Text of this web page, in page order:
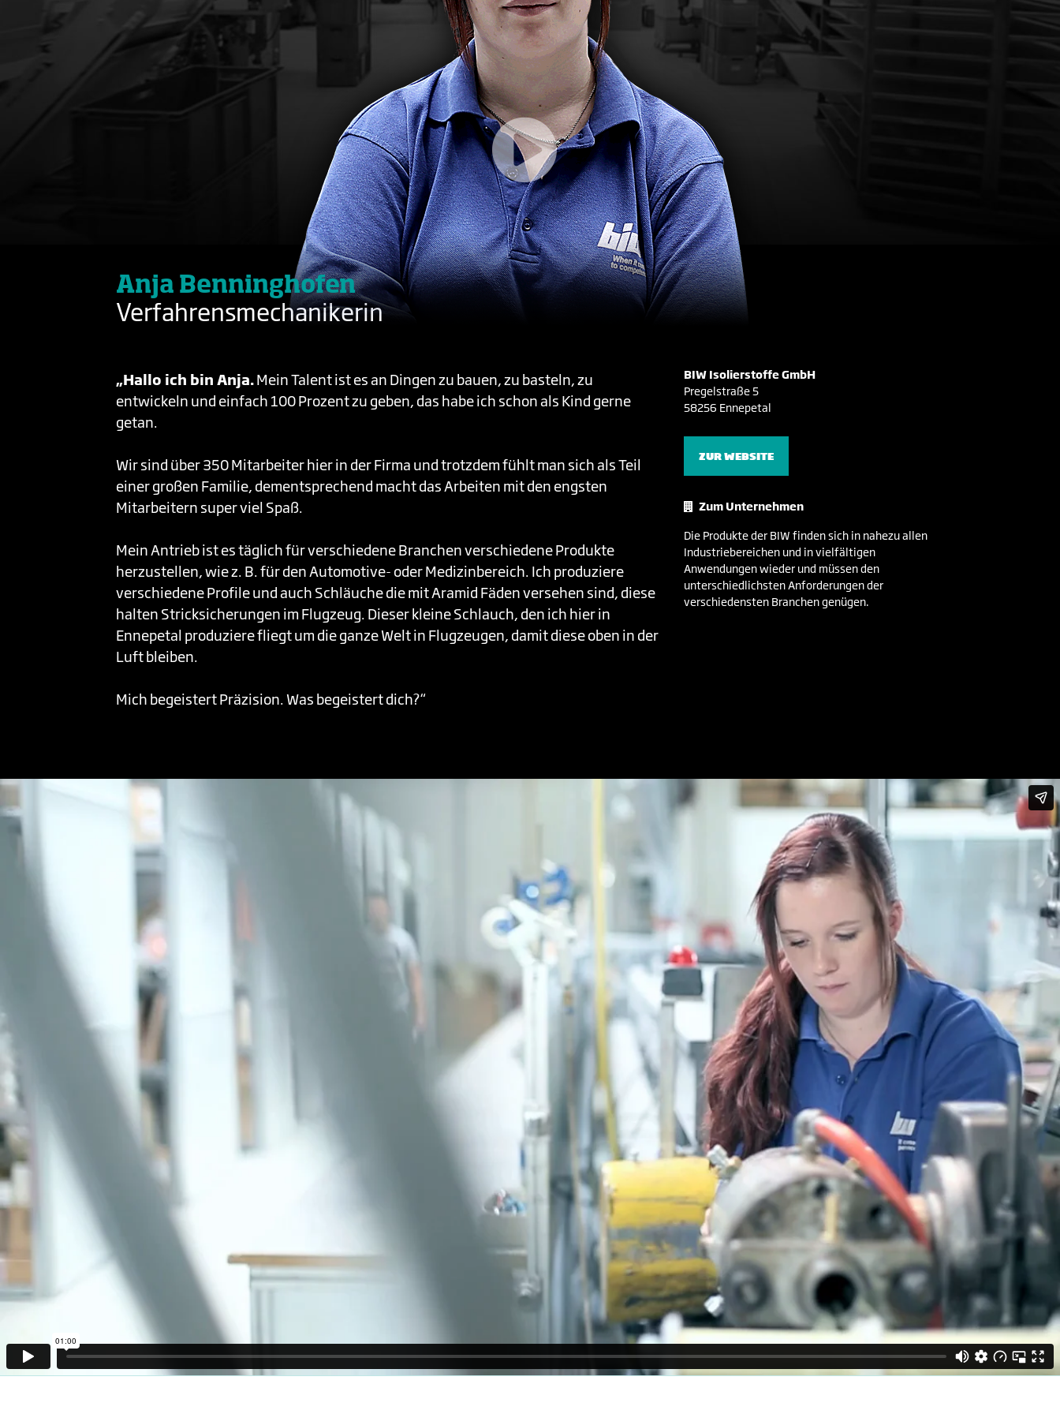
Anja Benninghofen
Verfahrensmechanikerin
„Hallo ich bin Anja.Mein Talent ist es an Dingen zu bauen, zu basteln, zu
entwickeln und einfach 100 Prozent zu geben, das habe ich schon als Kind gerne
getan.
Wir sind über 350 Mitarbeiter hier in der Firma und trotzdem fühlt man sich als Teil
einer großen Familie, dementsprechend macht das Arbeiten mit den engsten
Mitarbeitern super viel Spaß.
Mein Antrieb ist es täglich für verschiedene Branchen verschiedene Produkte
herzustellen, wie z. B. für den Automotive- oder Medizinbereich. Ich produziere
verschiedene Profile und auch Schläuche die mit Aramid Fäden versehen sind, diese
halten Stricksicherungen im Flugzeug. Dieser kleine Schlauch, den ich hier in
Ennepetal produziere fliegt um die ganze Welt in Flugzeugen, damit diese oben in der
Luft bleiben.
Mich begeistert Präzision. Was begeistert dich?“
BIW Isolierstoffe GmbH
Pregelstraße 5
58256 Ennepetal
ZUR WEBSITE
Zum Unternehmen
Die Produkte der BIW finden sich in nahezu allen
Industriebereichen und in vielfältigen
Anwendungen wieder und müssen den
unterschiedlichsten Anforderungen der
verschiedensten Branchen genügen.